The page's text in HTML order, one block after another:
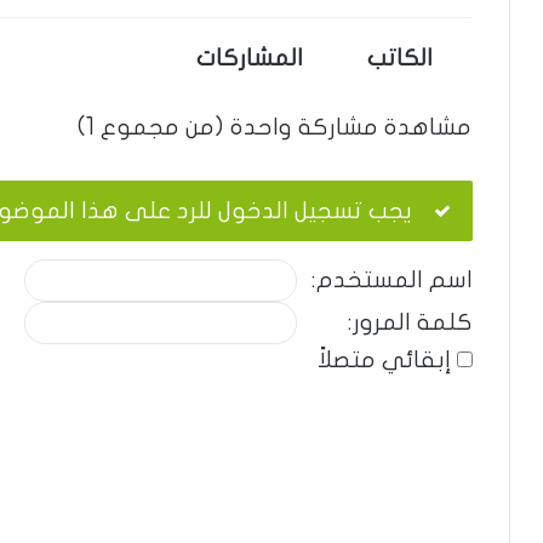
الكاتب المشاركات
مشاهدة مشاركة واحدة (من مجموع 1)
يجب تسجيل الدخول للرد على هذا
اسم المستخدم:
كلمة المرور:
إبقائي متصلاً